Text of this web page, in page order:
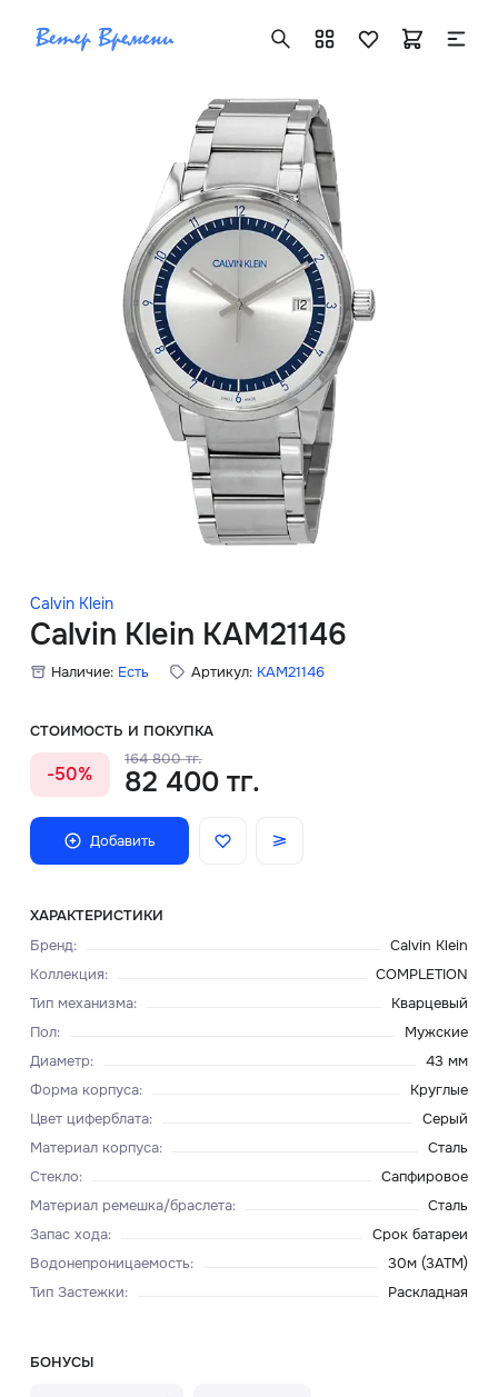
Calvin Klein
Calvin Klein KAM21146
Наличие: Есть Артикул: KAM21146
СТОИМОСТЬ И ПОКУПКА
-50%
164 800 тг.
82 400 тг.
Добавить
ХАРАКТЕРИСТИКИ
Бренд:
Calvin Klein
Коллекция:
COMPLETION
Тип механизма:
Кварцевый
Пол:
Мужские
Диаметр:
43 мм
Форма корпуса:
Круглые
Цвет циферблата:
Серый
Материал корпуса:
Сталь
Стекло:
Сапфировое
Материал ремешка/браслета:
Сталь
Запас хода:
Срок батареи
Водонепроницаемость:
30м (3ATM)
Тип Застежки: Раскладная
БОНУСЫ
+7 ( 705 ) 181-42-50
info@vetervremeni.kz
Авторизация
Каталог
Мужские часы
Женские часы
Скидки
Главная
О нас
Доставка и оплата
Блог